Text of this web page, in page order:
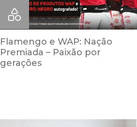
Flamengo e WAP: Nação
Premiada – Paixão por
gerações